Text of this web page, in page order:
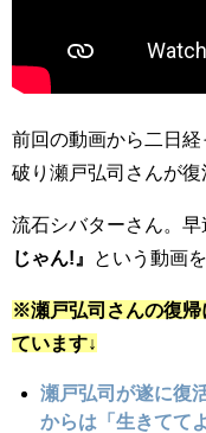
前回の動画から二日
破り瀬戸弘司さんが復
流石シバターさん。早
じゃん!』
という動画
※瀬戸弘司さんの復帰
ています↓
瀬戸弘司が遂に復
からは「生きてて